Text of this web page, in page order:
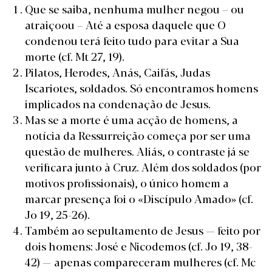
Que se saiba, nenhuma mulher negou – ou
atraiçoou – Até a esposa daquele que O
condenou terá feito tudo para evitar a Sua
morte (cf. Mt 27, 19).
Pilatos, Herodes, Anás, Caifás, Judas
Iscariotes, soldados. Só encontramos homens
implicados na condenação de Jesus.
Mas se a morte é uma acção de homens, a
notícia da Ressurreição começa por ser uma
questão de mulheres. Aliás, o contraste já se
verificara junto à Cruz. Além dos soldados (por
motivos profissionais), o único homem a
marcar presença foi o «Discípulo Amado» (cf.
Jo 19, 25-26).
Também ao sepultamento de Jesus — feito por
dois homens: José e Nicodemos (cf. Jo 19, 38-
42) — apenas compareceram mulheres (cf. Mc